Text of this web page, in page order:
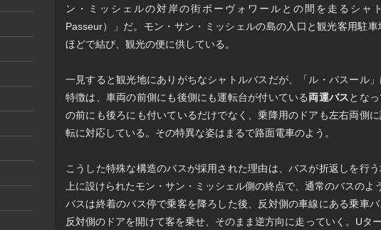
ン・ミッシェルの対岸の街ボーヴォワールとの間を走るシャ
Passeur）」だ。モン・サン・ミッシェルの島の入口と観光客用駐
ほどで結び、観光の便に供している。
一見すると観光地にありがちなシャトルバスだが、「ル・パスール
特徴は、車両の前側にも後側にも運転台が付いている両運バスとな
の前にも後ろにも付いているだけでなく、乗降用のドアも左右両側
転に対応している。その特異な姿はまるで路面電車のよう。
こうした特殊な構造のバスが採用された理由は、バスが折返しを行
上に設けられたモン・サン・ミッシェル側の終点で、通常のバスのよ
バスは終着のバス停で乗客を降ろした後、反対側の車線にある乗車バ
反対側のドアを開けて客を乗せ、そのまま逆方向に走っていく。Uタ